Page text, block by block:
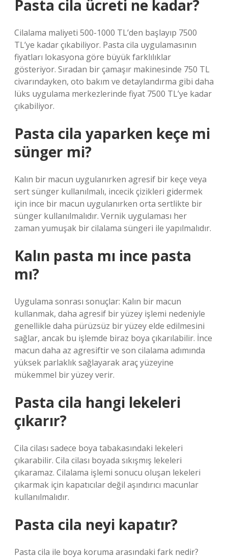
Pasta cila ücreti ne kadar?
Cilalama maliyeti 500-1000 TL’den başlayıp 7500
TL’ye kadar çıkabiliyor. Pasta cila uygulamasının
fiyatları lokasyona göre büyük farklılıklar
gösteriyor. Sıradan bir çamaşır makinesinde 750 TL
civarındayken, oto bakım ve detaylandırma gibi daha
lüks uygulama merkezlerinde fiyat 7500 TL’ye kadar
çıkabiliyor.
Pasta cila yaparken keçe mi
sünger mi?
Kalın bir macun uygulanırken agresif bir keçe veya
sert sünger kullanılmalı, incecik çizikleri gidermek
için ince bir macun uygulanırken orta sertlikte bir
sünger kullanılmalıdır. Vernik uygulaması her
zaman yumuşak bir cilalama süngeri ile yapılmalıdır.
Kalın pasta mı ince pasta
mı?
Uygulama sonrası sonuçlar: Kalın bir macun
kullanmak, daha agresif bir yüzey işlemi nedeniyle
genellikle daha pürüzsüz bir yüzey elde edilmesini
sağlar, ancak bu işlemde biraz boya çıkarılabilir. İnce
macun daha az agresiftir ve son cilalama adımında
yüksek parlaklık sağlayarak araç yüzeyine
mükemmel bir yüzey verir.
Pasta cila hangi lekeleri
çıkarır?
Cila cilası sadece boya tabakasındaki lekeleri
çıkarabilir. Cila cilası boyada sıkışmış lekeleri
çıkaramaz. Cilalama işlemi sonucu oluşan lekeleri
çıkarmak için kapatıcılar değil aşındırıcı macunlar
kullanılmalıdır.
Pasta cila neyi kapatır?
Pasta cila ile boya koruma arasındaki fark nedir?